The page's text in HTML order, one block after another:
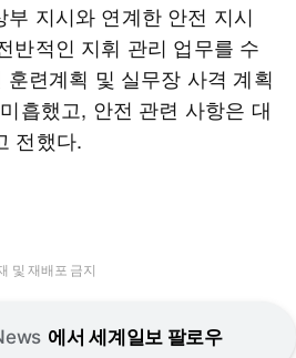
지시와 연계한 안전 지시
반적인 지휘 관리 업무를 수
훈련계획 및 실무장 사격 계획
흡했고, 안전 관련 사항은 대
전했다.
및 재배포 금지
에서 세계일보 팔로우